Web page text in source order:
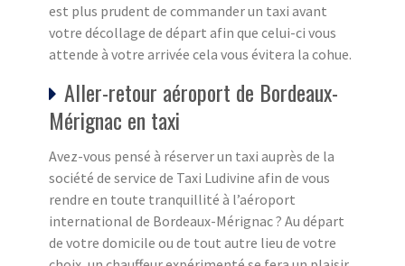
est plus prudent de commander un taxi avant
votre décollage de départ afin que celui-ci vous
attende à votre arrivée cela vous évitera la cohue.
Aller-retour aéroport de Bordeaux-
Mérignac en taxi
Avez-vous pensé à réserver un taxi auprès de la
société de service de Taxi Ludivine afin de vous
rendre en toute tranquillité à l’aéroport
international de Bordeaux-Mérignac ? Au départ
de votre domicile ou de tout autre lieu de votre